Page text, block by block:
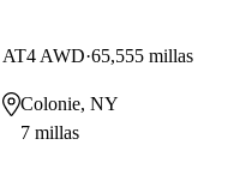
AT4 AWD 65,555 millas
Colonie, NY
7 millas